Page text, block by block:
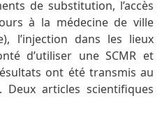
de substitution, l’accès
à la médecine de ville
l’injection dans les lieux
d’utiliser une SCMR et
ont été transmis au
Deux articles scientifiques